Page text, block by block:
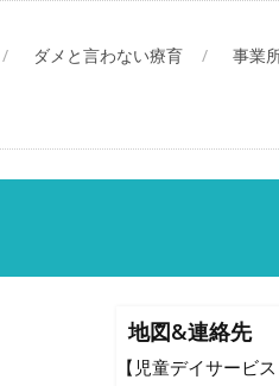
ダメと言わない療育 事業
地図&連絡先
【児童デイサービ